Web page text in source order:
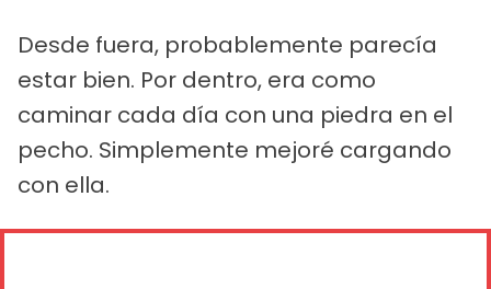
Desde fuera, probablemente parecía
estar bien. Por dentro, era como
caminar cada día con una piedra en el
pecho. Simplemente mejoré cargando
con ella.